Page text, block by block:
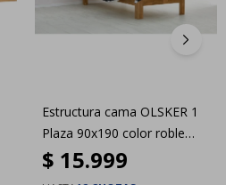
Estructura cama OLSKER 1
Plaza 90x190 color roble
natural
$ 15.999